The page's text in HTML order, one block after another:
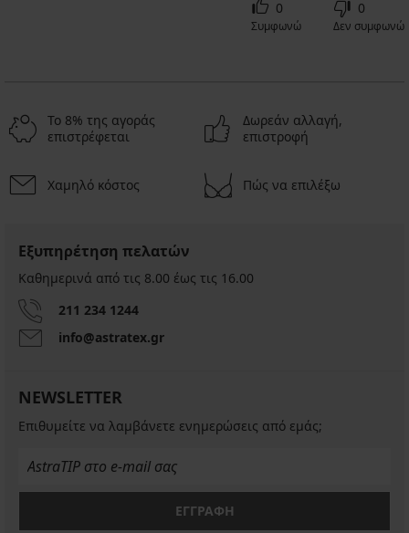
0
Συμφωνώ
0
Δεν συμφωνώ
Το 8% της αγοράς
επιστρέφεται
Δωρεάν αλλαγή,
επιστροφή
Χαμηλό κόστος Πώς να επιλέξω
Εξυπηρέτηση πελατών
Καθημερινά από τις 8.00 έως τις 16.00
211 234 1244
info@astratex.gr
NEWSLETTER
Επιθυμείτε να λαμβάνετε ενημερώσεις από εμάς;
ΕΓΓΡΑΦΗ